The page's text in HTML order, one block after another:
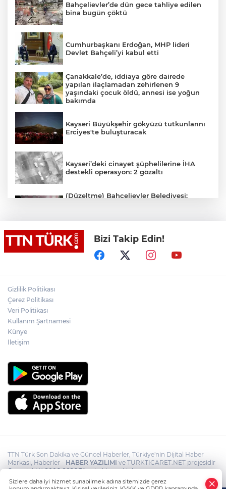
Bahçelievler’de dün gece tahliye edilen
bina bugün çöktü
Cumhurbaşkanı Erdoğan, MHP lideri
Devlet Bahçeli’yi kabul etti
Çanakkale’de, iddiaya göre dairede
yapılan ilaçlamadan zehirlenen 9
yaşındaki çocuk öldü, annesi ise yoğun
bakımda
Kayseri Büyükşehir gökyüzü tutkunlarını
Erciyes'te buluşturacak
Kayseri’deki cinayet şüphelilerine İHA
destekli operasyon: 2 gözaltı
(Düzeltme) Bahçelievler Belediyesi:
bir can kaybı veya yaralanma
Adalet Bakanı Gürlek eski Özel Harekat
Başkanı Behçet Oktay’ın yakınlarını
Bakan Yumaklı: "İspanya’da
Bizi Takip Edin!
Gizlilik Politikası
Çerez Politikası
Veri Politikası
Kullanım Şartnamesi
Künye
İletişim
TTN Türk Son Dakika ve Güncel Haberler, Türkiye'nin Dijital Haber
Markası, Haberler - HABER YAZILIMI ve TURKTICARET.NET projesidir
Copyright© 2006-2026 Tüm hakları saklıdır.
Sizlere daha iyi hizmet sunabilmek adına sitemizde çerez